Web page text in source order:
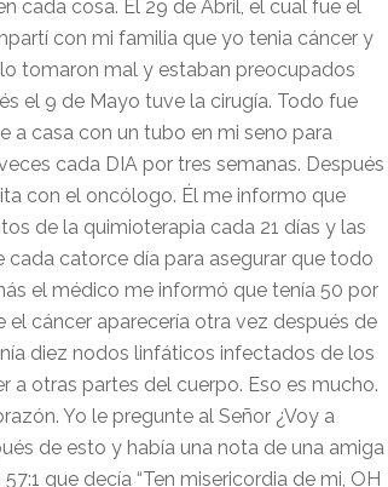
cada cosa. El 29 de Abril, el cual fue el
con mi familia que yo tenia cáncer y
tomaron mal y estaban preocupados
el 9 de Mayo tuve la cirugía. Todo fue
a casa con un tubo en mi seno para
cada DIA por tres semanas. Después
con el oncólogo. Él me informo que
de la quimioterapia cada 21 días y las
cada catorce día para asegurar que todo
el médico me informó que tenía 50 por
el cáncer aparecería otra vez después de
diez nodos linfáticos infectados de los
a otras partes del cuerpo. Eso es mucho.
Yo le pregunte al Señor ¿Voy a
de esto y había una nota de una amiga
que decía “Ten misericordia de mi, OH